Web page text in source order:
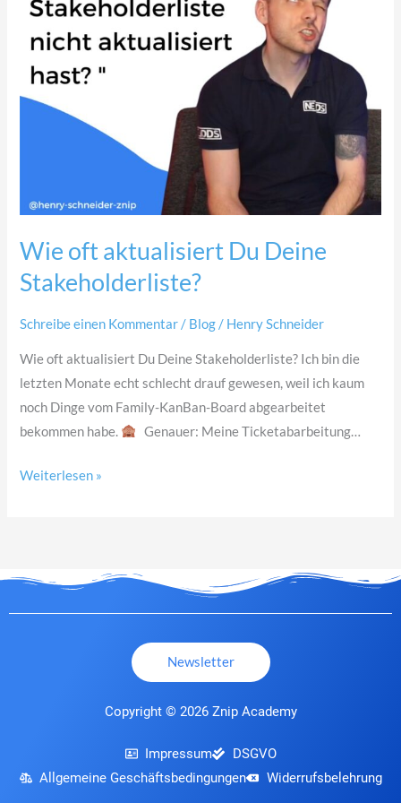
Wie oft aktualisiert Du Deine
Stakeholderliste?
Schreibe einen Kommentar / Blog/ Henry Schneider
Wie oft aktualisiert Du Deine Stakeholderliste? Ich bin die
letzten Monate echt schlecht drauf gewesen, weil ich kaum
noch Dinge vom Family-KanBan-Board abgearbeitet
bekommen habe.
Genauer: Meine Ticketabarbeitung…
Weiterlesen »
Newsletter
Copyright © 2026 Znip Academy
Impressum
DSGVO
Allgemeine Geschäftsbedingungen
Widerrufsbelehrung